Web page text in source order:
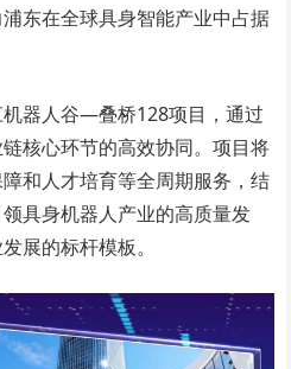
东在全球具身智能产业中占据
器人谷—叠桥128项目，通过
核心环节的高效协同。项目将
和人才培育等全周期服务，结
具身机器人产业的高质量发
展的标杆模板。